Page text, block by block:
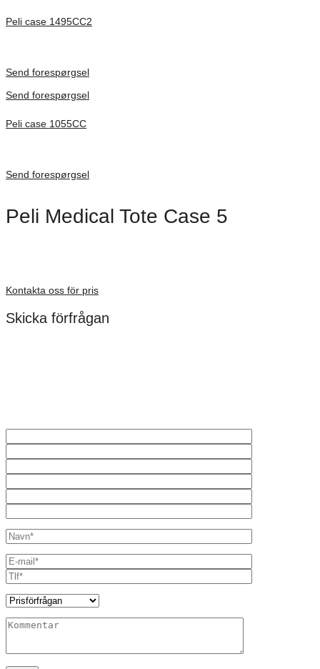
Peli case 1495CC2
Send forespørgsel
Send forespørgsel
Peli case 1055CC
Send forespørgsel
Peli Medical Tote Case 5
Kontakta oss för pris
Skicka förfrågan